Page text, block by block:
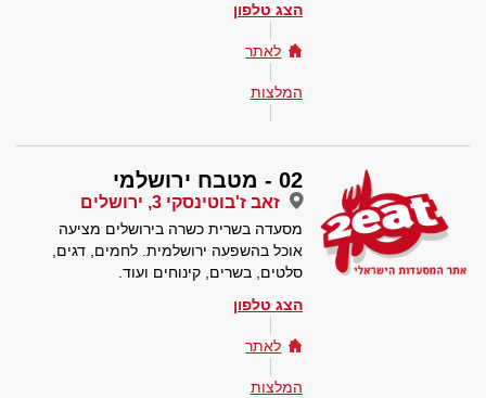
הצג טלפון
לאתר
המלצות
02 - מטבח ירושלמי
זאב ז'בוטינסקי 3, ירושלים
מסעדה בשרית כשרה בירושלים מציעה
אוכל בהשפעה ירושלמית. לחמים, דגים,
סלטים, בשרים, קינוחים ועוד.
הצג טלפון
לאתר
המלצות